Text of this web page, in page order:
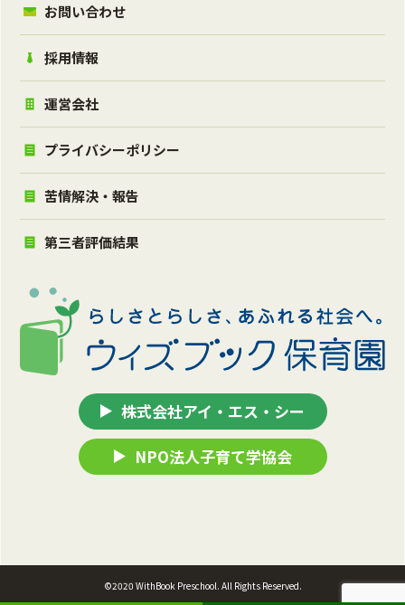
株式会社アイ・エス・シー
NPO法人子育て学協会
お問い合わせ
採用情報
運営会社
プライバシーポリシー
苦情解決・報告
第三者評価結果
©2020 WithBook Preschool. All Rights Reserved.